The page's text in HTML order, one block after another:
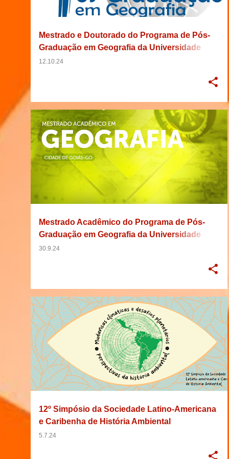
Mestrado e Doutorado do Programa de Pós-
Graduação em Geografia da Universidade
Federal de Uberlândia
12.10.24
Mestrado Acadêmico do Programa de Pós-
Graduação em Geografia da Universidade
Estadual de Goiás - Campus Cora Coralina
30.9.24
2025 31/10/2024 BRASIL ESTADUAL + 3
12º Simpósio da Sociedade Latino-Americana
e Caribenha de História Ambiental
5.7.24
2025 31/10/2024 BRASIL CARIBENHO +8